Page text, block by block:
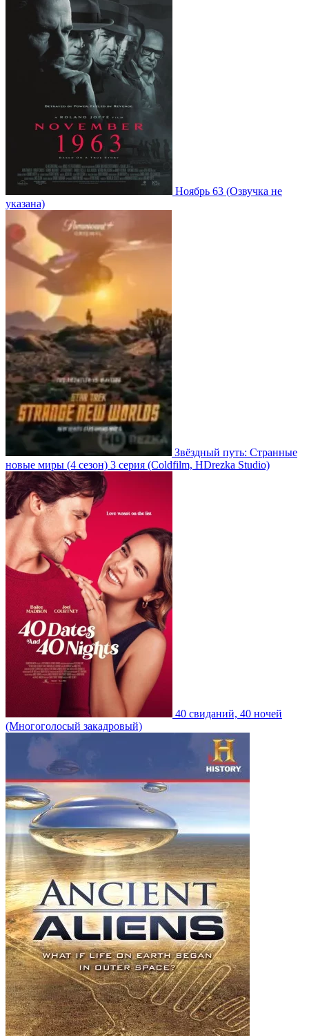
Ноябрь 63 (Озвучка не
указана)
Звёздный путь: Странные
новые миры (4 сезон) 3 серия (Coldfilm, HDrezka Studio)
40 свиданий, 40 ночей
(Многоголосый закадровый)